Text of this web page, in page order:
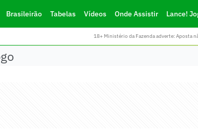
Brasileirão Tabelas Vídeos Onde Assistir Lance!
18+ Ministério da Fazenda adverte: Aposta